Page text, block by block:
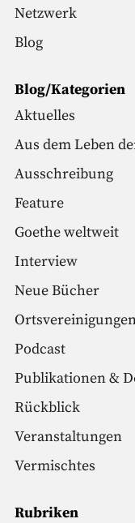
Netzwerk
Blog
Blog/Kategorien
Aktuelles
Aus dem Leben
Ausschreibung
Feature
Goethe weltweit
Interview
Neue Bücher
Podcast
Publikationen &
Rückblick
Veranstaltungen
Vermischtes
Rubriken